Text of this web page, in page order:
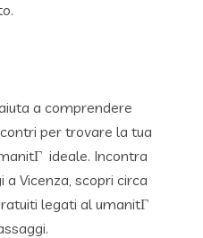
a comprendere
per trovare la tua
ideale. Incontra
a Vicenza, scopri circa
legati al umanitГ